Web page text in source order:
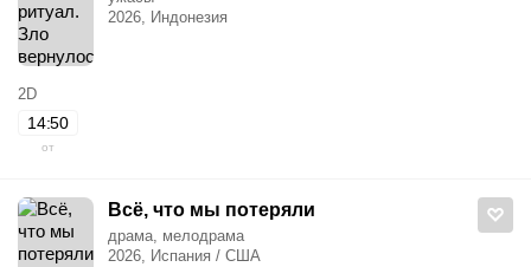
2026, Индонезия
2D
14:50
от
Всё, что мы потеряли
драма, мелодрама
2026, Испания / США